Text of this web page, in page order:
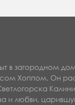
в загородном
Хоппом. Он
и любви,